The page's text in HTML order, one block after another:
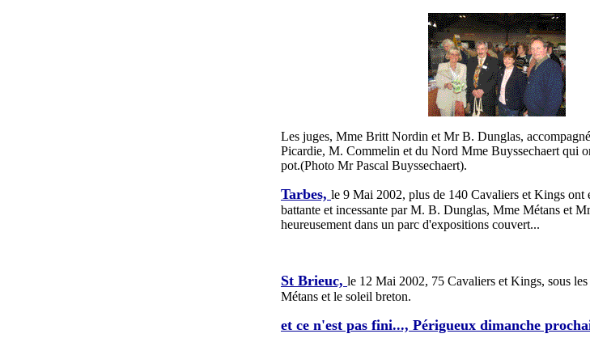
Les juges, Mme Britt Nordin et Mr B. Dunglas,
Picardie, M. Commelin et du Nord Mme Buyssechaert qui
pot.(Photo Mr Pascal Buyssechaert).
Tarbes, le 9 Mai 2002, plus de 140 Cavaliers et Kings ont
battante et incessante par M. B. Dunglas, Mme Métans et
heureusement dans un parc d'expositions couvert...
St Brieuc, le 12 Mai 2002, 75 Cavaliers et Kings, sous
Métans et le soleil breton.
et ce n'est pas fini..., Périgueux dimanche